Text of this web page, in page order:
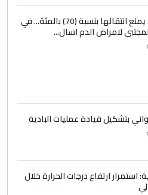
غسل اليدين يمنع انتقالها بنسبة (70) بالمئة... في
لامراض الدم اسال...
بتشكيل قيادة عمليات البادية
استمرار ارتفاع درجات الحرارة خلال